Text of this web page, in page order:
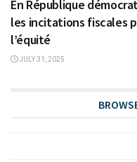
En République
les incitations fiscales
l’équité
JULY 31, 2025